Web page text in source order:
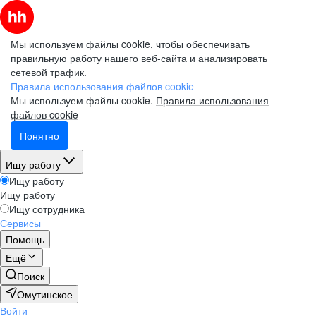
Мы используем файлы cookie, чтобы обеспечивать
правильную работу нашего веб-сайта и анализировать
сетевой трафик.
Правила использования файлов cookie
Мы используем файлы cookie. Правила использования
файлов cookie
Понятно
Ищу работу
Ищу работу
Ищу работу
Ищу сотрудника
Сервисы
Помощь
Ещё
Поиск
Омутинское
Войти